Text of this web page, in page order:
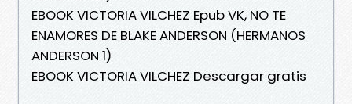
EBOOK VICTORIA VILCHEZ Epub VK, NO TE
ENAMORES DE BLAKE ANDERSON (HERMANOS
ANDERSON 1)
EBOOK VICTORIA VILCHEZ Descargar gratis